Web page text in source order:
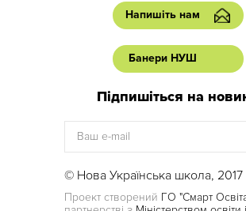
Напишіть нам
Банери НУШ
Підпишіться на
© Нова Українська школа, 2017
Проект створений ГО "Смарт